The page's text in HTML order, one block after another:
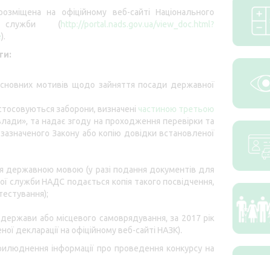
на офіційному веб-сайті Національного
служби (http://portal.nads.gov.ua/view_doc.html?
).
мотивів щодо зайняття посади державної
заборони, визначені частиною третьою
та надає згоду на проходження перевірки та
Закону або копію довідки встановленої
державною мовою (у разі подання документів для
служби НАДС подається копія такого посвідчення,
або місцевого самоврядування, за 2017 рік
декларації на офіційному веб-сайті НАЗК).
інформації про проведення конкурсу на